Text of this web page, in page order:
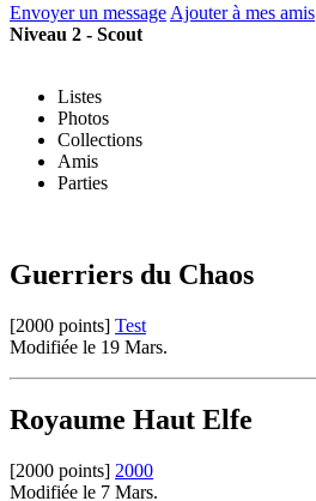
Envoyer un message Ajouter à mes amis
Niveau 2 - Scout
Listes
Photos
Collections
Amis
Parties
Guerriers du Chaos
[2000 points] Test
Modifiée le 19 Mars.
Royaume Haut Elfe
[2000 points] 2000
Modifiée le 7 Mars.